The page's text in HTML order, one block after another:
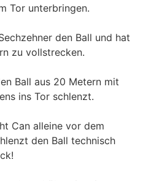
Tor unterbringen.
den Ball und hat
zu vollstrecken.
Ball aus 20 Metern mit
ins Tor schlenzt.
Can alleine vor dem
den Ball technisch